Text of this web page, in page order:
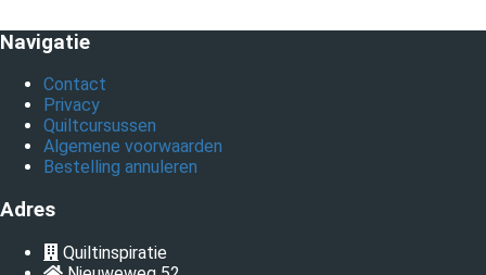
Navigatie
Contact
Privacy
Quiltcursussen
Algemene voorwaarden
Bestelling annuleren
Adres
Quiltinspiratie